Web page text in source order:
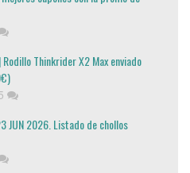
Thinkrider X2 Max enviado
JUN 2026. Listado de chollos